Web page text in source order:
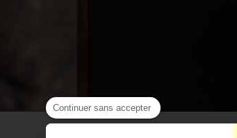
Continuer sans accepter